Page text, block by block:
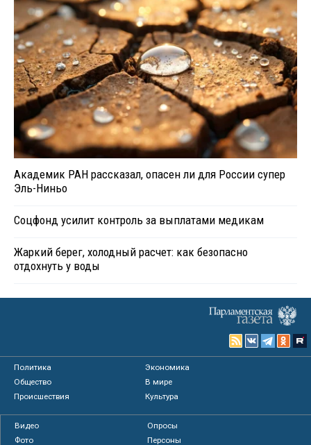
Академик РАН рассказал, опасен ли для России супер
Эль-Ниньо
Соцфонд усилит контроль за выплатами медикам
Жаркий берег, холодный расчет: как безопасно
отдохнуть у воды
Политика
Экономика
Общество
В мире
Происшествия
Культура
Видео
Опросы
Фото
Персоны